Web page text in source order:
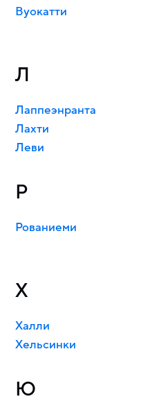
Вуокатти
Л
Лаппеэнранта
Лахти
Леви
Р
Рованиеми
Х
Халли
Хельсинки
Ю